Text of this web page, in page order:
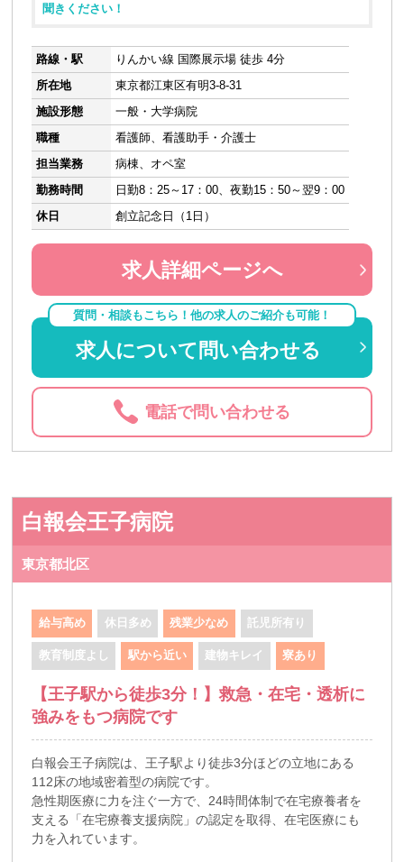
聞きください！
路線・駅
りんかい線 国際展示場 徒歩 4分
所在地
東京都江東区有明3-8-31
施設形態
一般・大学病院
職種
看護師、看護助手・介護士
担当業務
病棟、オペ室
勤務時間
日勤8：25～17：00、夜勤15：50～翌9：00
休日
創立記念日（1日）
求人詳細ページへ
質問・相談もこちら！他の求人のご紹介も可能！
求人について問い合わせる
電話で問い合わせる
白報会王子病院
東京都北区
給与高め 休日多め 残業少なめ 託児所有り
教育制度よし 駅から近い 建物キレイ 寮あり
【王子駅から徒歩3分！】救急・在宅・透析に
強みをもつ病院です
白報会王子病院は、王子駅より徒歩3分ほどの立地にある
112床の地域密着型の病院です。
急性期医療に力を注ぐ一方で、24時間体制で在宅療養者を
支える「在宅療養支援病院」の認定を取得、在宅医療にも
力を入れています。